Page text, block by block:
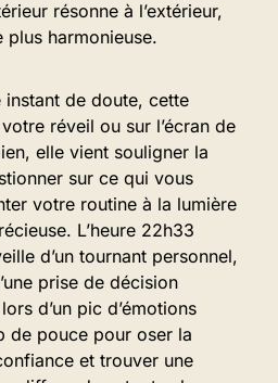
résonne à l’extérieur,
harmonieuse.
instant de doute, cette
réveil ou sur l’écran de
elle vient souligner la
sur ce qui vous
votre routine à la lumière
L’heure 22h33
d’un tournant personnel,
prise de décision
d’un pic d’émotions
de pouce pour oser la
et trouver une